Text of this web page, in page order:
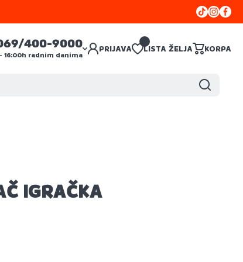
Tiktok
400-9000
16:00h radnim danima
PRIJAVA LISTA ŽELJA KORPA
IGRAČKA